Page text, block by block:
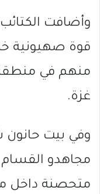
وأضافت
قوة صهيونية
منهم في
غزة.
وفي بيت
مجاهدو
متحصنة داخل